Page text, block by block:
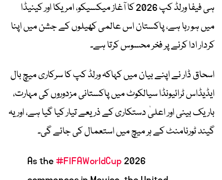
ہی فیفا ورلڈ کپ 2026 کا آغاز میکسیکو، امریکا اور کینیڈا
میں ہو رہا ہے، پاکستان اس عالمی کھیلوں کے جشن میں اپنا
کردار ادا کرنے پر فخر محسوس کرتا ہے۔
اسحاق ڈار نے اپنے بیان میں کہاکہ ورلڈ کپ کا سرکاری میچ بال
ایڈیڈاس ٹرائیونڈا سیالکوٹ میں پاکستانی مزدوروں کی مہارت،
باریک بینی اور اعلیٰ دستکاری کے ذریعے تیار کیا گیا ہے، اور یہ
گیند ٹورنامنٹ کے ہر میچ میں استعمال کی جائے گی۔
As the#FIFAWorldCup 2026